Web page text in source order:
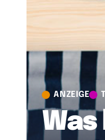
ANZEIGE